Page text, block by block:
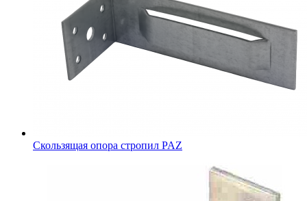
Скользящая опора стропил PAZ